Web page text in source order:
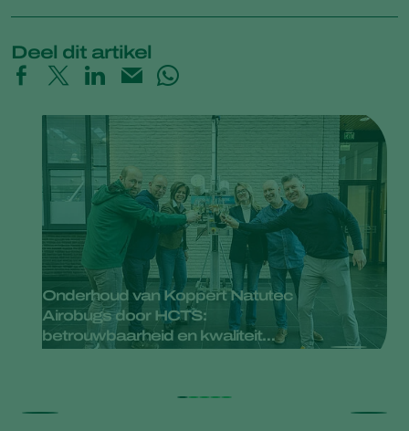
Deel dit artikel
Onderhoud van Koppert Natutec
Airobugs door HCTS:
betrouwbaarheid en kwaliteit